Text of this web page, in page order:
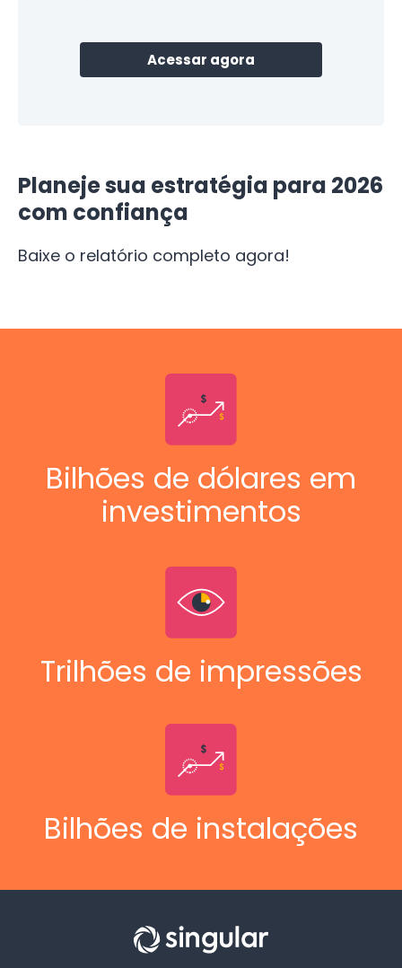
Planeje sua estratégia para 2026
com confiança
Baixe o relatório completo agora!
Bilhões de dólares em
investimentos
Trilhões de impressões
Bilhões de instalações